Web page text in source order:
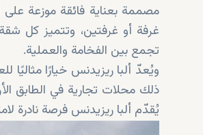
مصممة بعناية فائقة موزعة
غرفة أو غرفتين، وتتميز كل
تجمع بين الفخامة والعملية.
ويُعدّ ألبا ريزيدنس خيارًا
ذلك محلات تجارية في الطابق
يُقدّم ألبا ريزيدنس فرصة نادرة